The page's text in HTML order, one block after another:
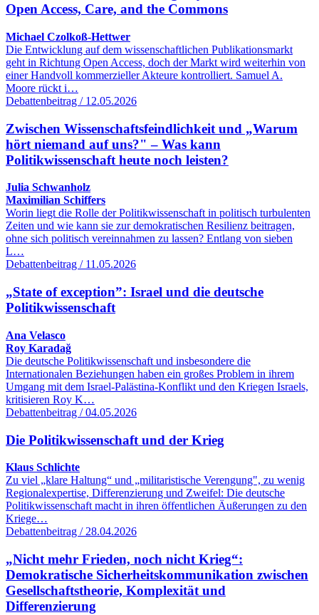
Open Access, Care, and the Commons
Michael Czolkoß-Hettwer
Die Entwicklung auf dem wissenschaftlichen Publikationsmarkt
geht in Richtung Open Access, doch der Markt wird weiterhin von
einer Handvoll kommerzieller Akteure kontrolliert. Samuel A.
Moore rückt i…
Debattenbeitrag / 12.05.2026
Zwischen Wissenschaftsfeindlichkeit und „Warum
hört niemand auf uns?" – Was kann
Politikwissenschaft heute noch leisten?
Julia Schwanholz
Maximilian Schiffers
Worin liegt die Rolle der Politikwissenschaft in politisch turbulenten
Zeiten und wie kann sie zur demokratischen Resilienz beitragen,
ohne sich politisch vereinnahmen zu lassen? Entlang von sieben
L…
Debattenbeitrag / 11.05.2026
„State of exception”: Israel und die deutsche
Politikwissenschaft
Ana Velasco
Roy Karadağ
Die deutsche Politikwissenschaft und insbesondere die
Internationalen Beziehungen haben ein großes Problem in ihrem
Umgang mit dem Israel-Palästina-Konflikt und den Kriegen Israels,
kritisieren Roy K…
Debattenbeitrag / 04.05.2026
Die Politikwissenschaft und der Krieg
Klaus Schlichte
Zu viel „klare Haltung“ und „militaristische Verengung", zu wenig
Regionalexpertise, Differenzierung und Zweifel: Die deutsche
Politikwissenschaft macht in ihren öffentlichen Äußerungen zu den
Kriege…
Debattenbeitrag / 28.04.2026
„Nicht mehr Frieden, noch nicht Krieg“:
Demokratische Sicherheitskommunikation zwischen
Gesellschaftstheorie, Komplexität und
Differenzierung